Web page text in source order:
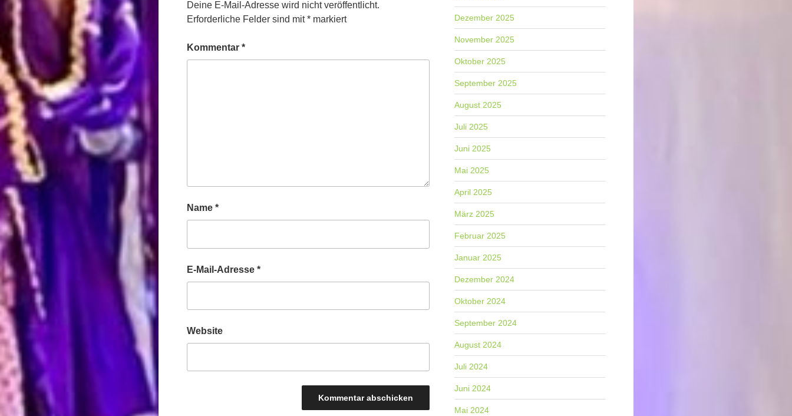
Deine E-Mail-Adresse wird nicht veröffentlicht.
Erforderliche Felder sind mit*markiert
Kommentar *
Name *
E-Mail-Adresse *
Website
Dezember 2025
November 2025
Oktober 2025
September 2025
August 2025
Juli 2025
Juni 2025
Mai 2025
April 2025
März 2025
Februar 2025
Januar 2025
Dezember 2024
Oktober 2024
September 2024
August 2024
Juli 2024
Juni 2024
Mai 2024